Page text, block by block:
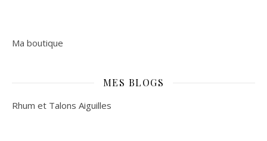
Ma boutique
MES BLOGS
Rhum et Talons Aiguilles